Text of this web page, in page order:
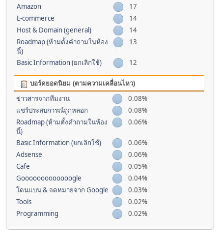
Amazon
17
E-commerce
14
Host & Domain (general)
14
Roadmap (ห้ามตั้งคำถามในห้อง
นี้)
13
Basic Information (ยกเลิกใช้) 12
บอร์ดยอดนิยม (ตามความเคลื่อนไหว)
ข่าวสารจากทีมงาน
0.08%
แชร์ประสบการณ์ถูกหลอก
0.08%
Roadmap (ห้ามตั้งคำถามในห้อง
นี้)
0.06%
Basic Information (ยกเลิกใช้)
0.06%
Adsense
0.06%
Cafe
0.05%
Gooooooooooooogle
0.04%
โดนแบน & จดหมายจาก Google
0.03%
Tools
0.02%
Programming
0.02%